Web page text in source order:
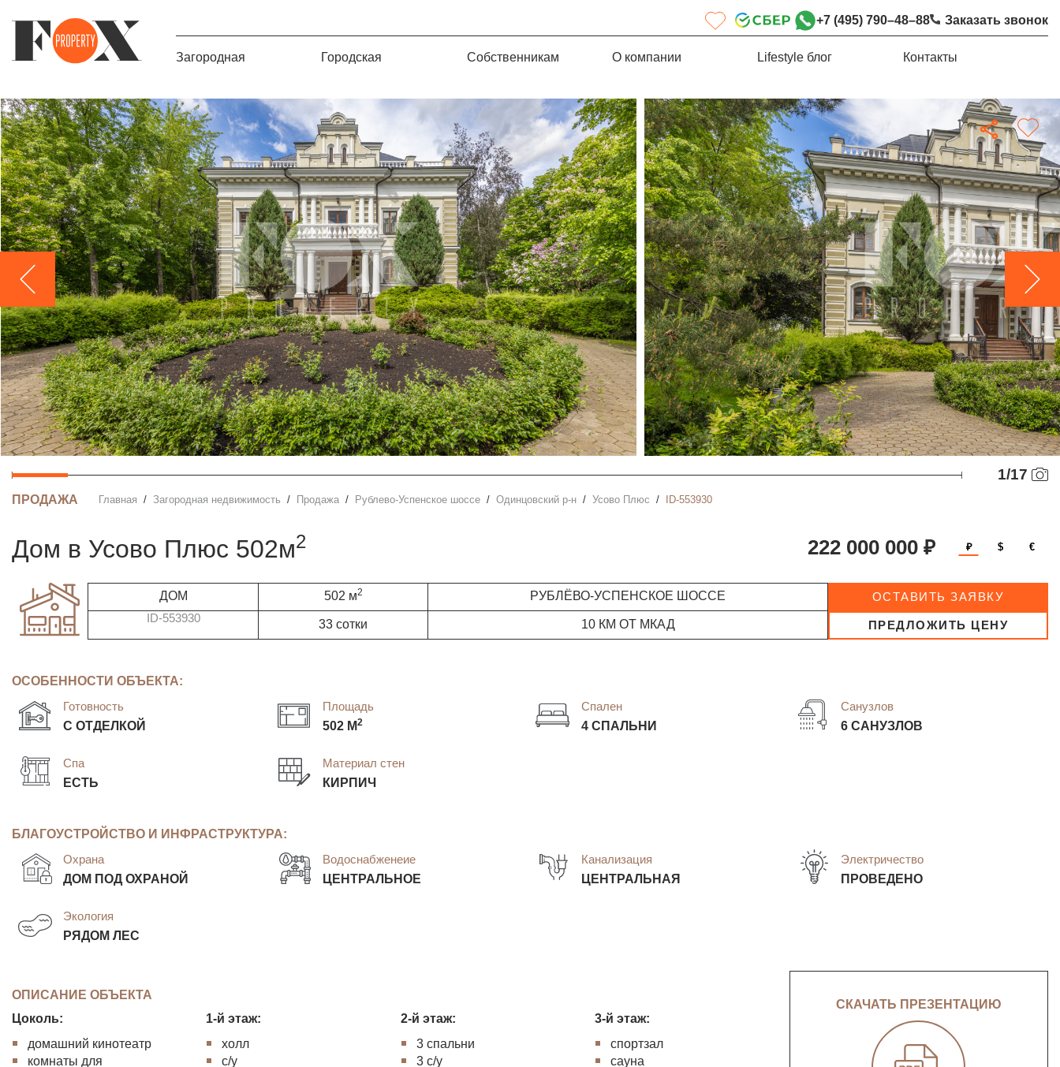
+7 (495) 790–48–88 Заказать звонок
Загородная Городская Собственникам О компании Lifestyle блог Контакты
1/17
ПРОДАЖА Главная Загородная недвижимость Продажа Рублево-Успенское шоссе Одинцовский р-н Усово Плюс ID-553930
дом в Усово Плюс 502м2 222 000 000 ₽ ₽ $ €
ДОМ 502 м2 РУБЛЁВО-УСПЕНСКОЕ ШОССЕ
ID-553930 33 сотки 10 КМ ОТ МКАД
ОСТАВИТЬ ЗАЯВКУ
ПРЕДЛОЖИТЬ ЦЕНУ
ОСОБЕННОСТИ ОБЪЕКТА:
Готовность
С ОТДЕЛКОЙ
Площадь
502 М2
Спален
4 СПАЛЬНИ
Санузлов
6 САНУЗЛОВ
Спа
ЕСТЬ
Материал стен
КИРПИЧ
БЛАГОУСТРОЙСТВО И ИНФРАСТРУКТУРА:
Охрана
ДОМ ПОД ОХРАНОЙ
Водоснабженеие
ЦЕНТРАЛЬНОЕ
Канализация
ЦЕНТРАЛЬНАЯ
Электричество
ПРОВЕДЕНО
Экология
РЯДОМ ЛЕС
ОПИСАНИЕ ОБЪЕКТА
Цоколь:
домашний кинотеатр
комнаты для
1-й этаж:
холл
с/у
2-й этаж:
3 спальни
3 с/у
3-й этаж:
спортзал
сауна
СКАЧАТЬ ПРЕЗЕНТАЦИЮ